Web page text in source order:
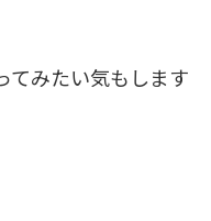
てみたい気もします